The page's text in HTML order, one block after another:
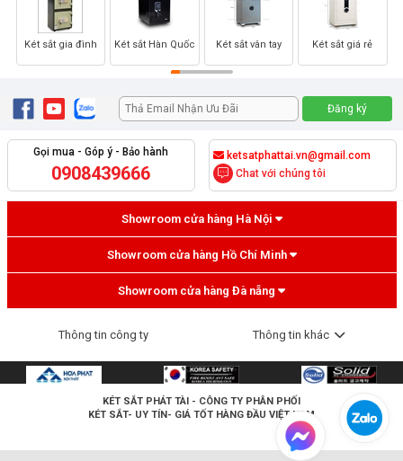
Két sắt gia đình Két sắt Hàn Quốc Két sắt vân tay Két sắt giá rẻ
Gọi mua - Góp ý - Bảo hành
0908439666
ketsatphattai.vn@gmail.com
Chat với chúng tôi
Showroom cửa hàng Hà Nội
Showroom cửa hàng Hồ Chí Minh
Showroom cửa hàng Đà nẵng
Thông tin công ty Thông tin khác
KÉT SẮT PHÁT TÀI - CÔNG TY PHÂN PHỐI
KÉT SẮT- UY TÍN- GIÁ TỐT HÀNG ĐẦU VIỆT NAM